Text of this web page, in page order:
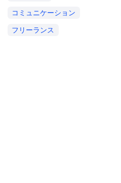
コミュニケーション
フリーランス